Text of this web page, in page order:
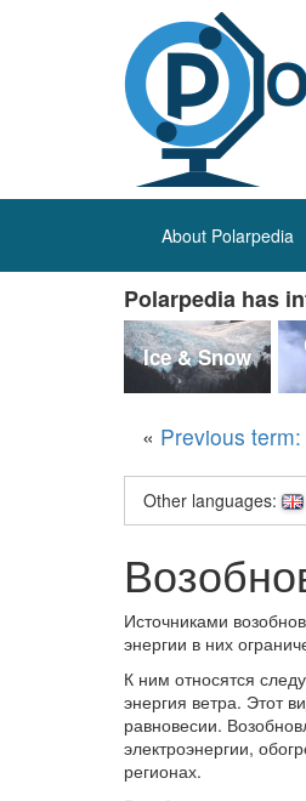
About Polarpedia
Polarpedia has
Ice & Snow
« Previous
Other languages:
Источниками
энергии в них
К ним относятся
энергия ветра. Этот
равновесии.
электроэнергии,
регионах.